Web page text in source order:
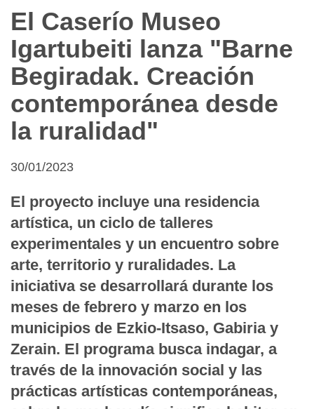
El Caserío Museo
Igartubeiti lanza "Barne
Begiradak. Creación
contemporánea desde
la ruralidad"
30/01/2023
El proyecto incluye una residencia
artística, un ciclo de talleres
experimentales y un encuentro sobre
arte, territorio y ruralidades. La
iniciativa se desarrollará durante los
meses de febrero y marzo en los
municipios de Ezkio-Itsaso, Gabiria y
Zerain. El programa busca indagar, a
través de la innovación social y las
prácticas artísticas contemporáneas,